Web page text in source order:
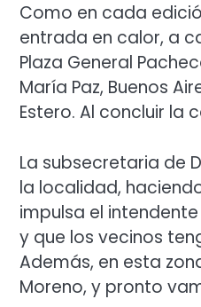
Como en cada
entrada en calor, a
Plaza General
María Paz, Buenos
Estero. Al concluir la
La subsecretaria de
la localidad,
impulsa el
y que los vecinos
Además, en esta
Moreno, y pronto